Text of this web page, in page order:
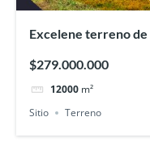
Excelene terreno
$279.000.000
12000 m²
Sitio
Terreno